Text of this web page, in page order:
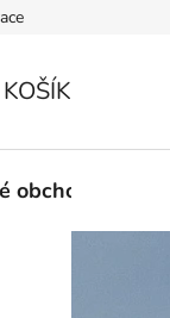
obchody